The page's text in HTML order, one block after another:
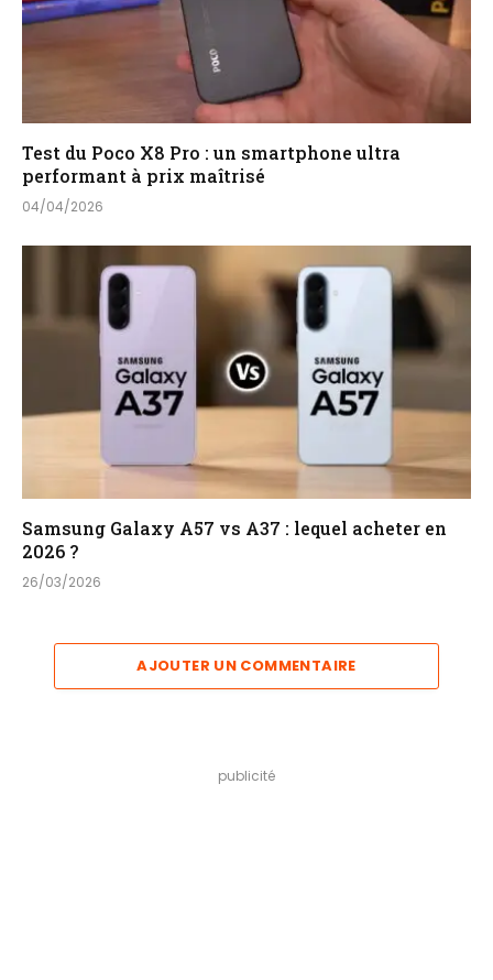
Test du Poco X8 Pro : un smartphone ultra
performant à prix maîtrisé
04/04/2026
Samsung Galaxy A57 vs A37 : lequel acheter en
2026 ?
26/03/2026
AJOUTER UN COMMENTAIRE
publicité